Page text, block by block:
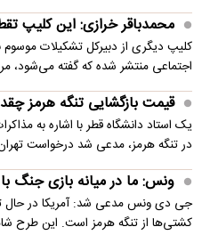
محمدباقر خرازی: این کلیپ
کلیپ دیگری از دبیرکل تشکیلات موسوم
اجتماعی منتشر شده که گفته می‌شود،
قیمت بازگشایی تنگه هرمز
یک استاد دانشگاه قطر با اشاره به
در تنگه هرمز، مدعی شد درخواست
ونس: ما در میانه بازی جنگ
جی دی ونس مدعی شد: آمریکا در حال
کشتی‌ها از تنگه هرمز است. این طرح